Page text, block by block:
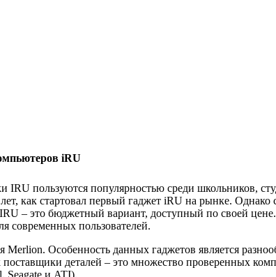
iRU
IRU пользуются популярностью среди школьников,
как стартовал первый гаджет iRU на рынке. Однако
– это бюджетный вариант, доступный по своей
современных пользователей.
Merlion. Особенность данных гаджетов является
деталей – это множество проверенных
Seagate и ATI).